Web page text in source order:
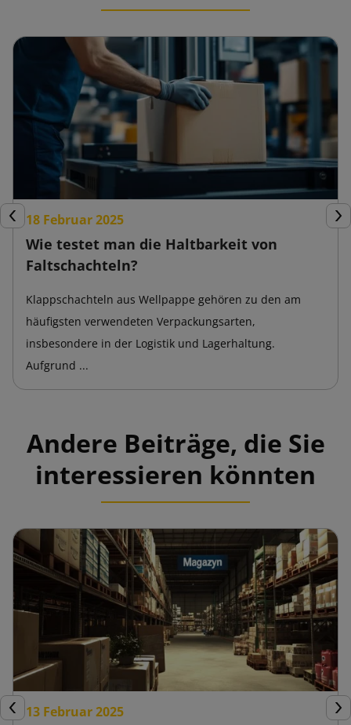
Zurück18 Februar 2025
Wie testet man die Haltbarkeit von
Faltschachteln?
Klappschachteln aus Wellpappe gehören zu den am
häufigsten verwendeten Verpackungsarten,
insbesondere in der Logistik und Lagerhaltung.
Aufgrund ...
Andere Beiträge, die Sie
interessieren könnten
Zurück13 Februar 2025